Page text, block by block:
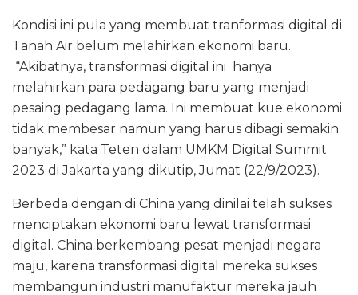
Kondisi ini pula yang membuat tranformasi digital di
Tanah Air belum melahirkan ekonomi baru.
“Akibatnya, transformasi digital ini hanya
melahirkan para pedagang baru yang menjadi
pesaing pedagang lama. Ini membuat kue ekonomi
tidak membesar namun yang harus dibagi semakin
banyak,” kata Teten dalam UMKM Digital Summit
2023 di Jakarta yang dikutip, Jumat (22/9/2023).
Berbeda dengan di China yang dinilai telah sukses
menciptakan ekonomi baru lewat transformasi
digital. China berkembang pesat menjadi negara
maju, karena transformasi digital mereka sukses
membangun industri manufaktur mereka jauh